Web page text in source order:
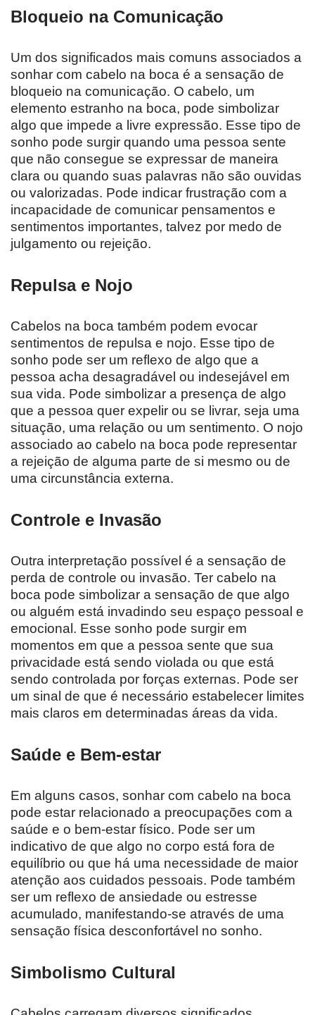
Bloqueio na Comunicação
Um dos significados mais comuns associados a
sonhar com cabelo na boca é a sensação de
bloqueio na comunicação. O cabelo, um
elemento estranho na boca, pode simbolizar
algo que impede a livre expressão. Esse tipo de
sonho pode surgir quando uma pessoa sente
que não consegue se expressar de maneira
clara ou quando suas palavras não são ouvidas
ou valorizadas. Pode indicar frustração com a
incapacidade de comunicar pensamentos e
sentimentos importantes, talvez por medo de
julgamento ou rejeição.
Repulsa e Nojo
Cabelos na boca também podem evocar
sentimentos de repulsa e nojo. Esse tipo de
sonho pode ser um reflexo de algo que a
pessoa acha desagradável ou indesejável em
sua vida. Pode simbolizar a presença de algo
que a pessoa quer expelir ou se livrar, seja uma
situação, uma relação ou um sentimento. O nojo
associado ao cabelo na boca pode representar
a rejeição de alguma parte de si mesmo ou de
uma circunstância externa.
Controle e Invasão
Outra interpretação possível é a sensação de
perda de controle ou invasão. Ter cabelo na
boca pode simbolizar a sensação de que algo
ou alguém está invadindo seu espaço pessoal e
emocional. Esse sonho pode surgir em
momentos em que a pessoa sente que sua
privacidade está sendo violada ou que está
sendo controlada por forças externas. Pode ser
um sinal de que é necessário estabelecer limites
mais claros em determinadas áreas da vida.
Saúde e Bem-estar
Em alguns casos, sonhar com cabelo na boca
pode estar relacionado a preocupações com a
saúde e o bem-estar físico. Pode ser um
indicativo de que algo no corpo está fora de
equilíbrio ou que há uma necessidade de maior
atenção aos cuidados pessoais. Pode também
ser um reflexo de ansiedade ou estresse
acumulado, manifestando-se através de uma
sensação física desconfortável no sonho.
Simbolismo Cultural